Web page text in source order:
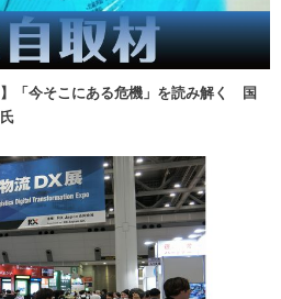
】「今そこにある危機」を読み解く 国